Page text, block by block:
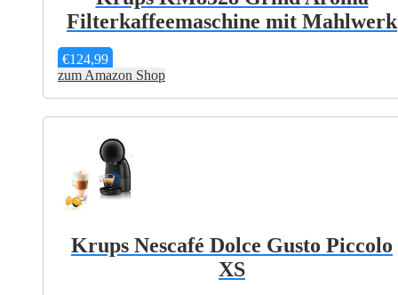
Filterkaffeemaschine mit Mahlwerk
€124,99
zum Amazon Shop
Krups Nescafé Dolce Gusto Piccolo
XS